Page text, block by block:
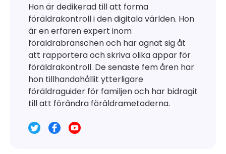
Hon är dedikerad till att forma
föräldrakontroll i den digitala världen. Hon
är en erfaren expert inom
föräldrabranschen och har ägnat sig åt
att rapportera och skriva olika appar för
föräldrakontroll. De senaste fem åren har
hon tillhandahållit ytterligare
föräldraguider för familjen och har bidragit
till att förändra föräldrametoderna.